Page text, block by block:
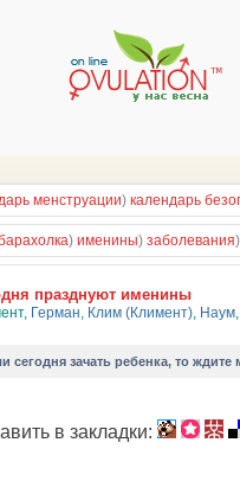
менструации) календарь
) именины) заболевания
празднуют именины
, Герман, Клим (Климент), Наум
сегодня зачать ребенка, то
в закладки: